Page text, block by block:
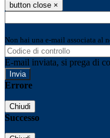
button close ×
Non hai una e-mail associata al
E-mail inviata, si prega di
Errore
Chiudi
Successo